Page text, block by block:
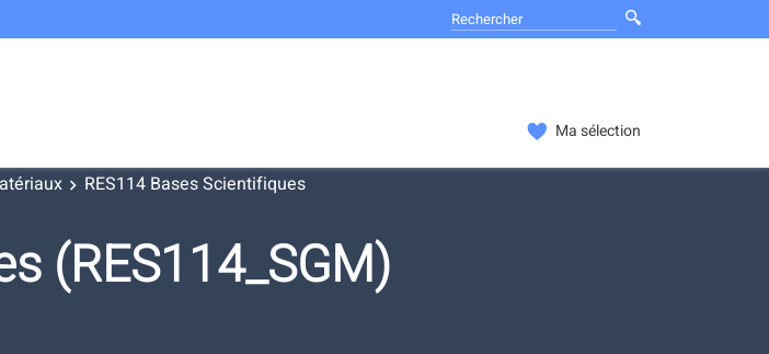
Ma sélection
RES114 Bases Scientifiques
(RES114_SGM)